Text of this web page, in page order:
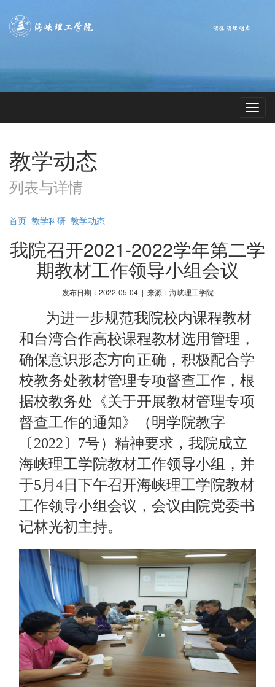
教学动态
列表与详情
首页 教学科研 教学动态
我院召开2021-2022学年第二学
期教材工作领导小组会议
发布日期：2022-05-04 | 来源：海峡理工学院
为进一步规范我院校内课程教材
和台湾合作高校课程教材选用管理，
确保意识形态方向正确，积极配合学
校教务处教材管理专项督查工作， 根
据校教务处《关于开展教材管理专项
督查工作的通知》（明学院教字
〔2022〕 7号）精神要求 ， 我院成立
海峡理工学院教材工作领导小组，并
于5月4日下午召开海峡理工学院教材
工作领导小组会议，会议由院党委书
记林光初主持。